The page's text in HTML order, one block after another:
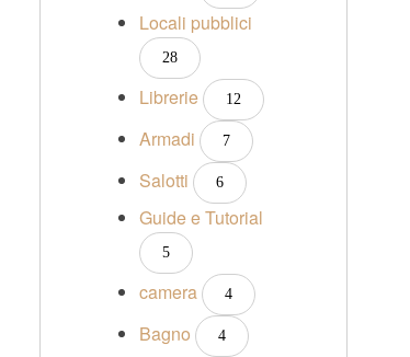
Locali pubblici
28
Librerie 12
Armadi 7
Salotti 6
Guide e Tutorial
5
camera 4
Bagno 4